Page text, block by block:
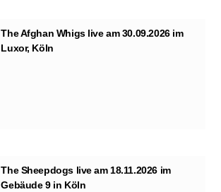
The Afghan Whigs live am 30.09.2026 im
Luxor, Köln
The Sheepdogs live am 18.11.2026 im
Gebäude 9 in Köln